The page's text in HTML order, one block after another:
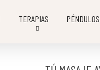
TERAPIAS